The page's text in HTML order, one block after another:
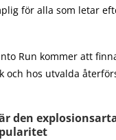
för alla som letar
Run kommer att
och hos utvalda
den